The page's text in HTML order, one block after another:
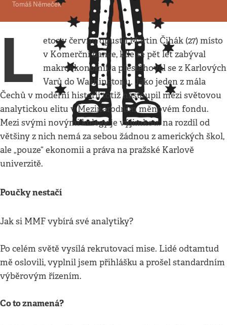
Tomáš Němeček
L
etos v červnu opustil Martin Čihák (27) místo
v Komerční bance, kde se pět let zabýval
makroekonomií, a přestěhoval se z Karlových
Varů do Washingtonu. Jako jeden z mála
Čechů v moderní historii totiž nastoupil mezi světovou
analytickou elitu v Mezinárodním měnovém fondu.
Mezi svými novými kolegy je výjimkou: na rozdíl od
většiny z nich nemá za sebou žádnou z amerických škol,
ale „pouze“ ekonomii a práva na pražské Karlově
univerzitě.
Poučky nestačí
Jak si MMF vybírá své analytiky?
Po celém světě vysílá rekrutovací mise. Lidé odtamtud
mě oslovili, vyplnil jsem přihlášku a prošel standardním
výběrovým řízením.
Co to znamená?